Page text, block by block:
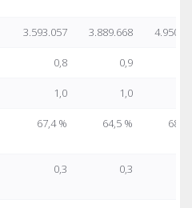
3.593.057 3.889.668
0,8 0,9
1,0 1,0
67,4 % 64,5 % 68,4
0,3 0,3